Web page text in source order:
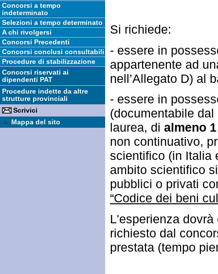
Concorsi a tempo
indeterminato
Selezioni a tempo determinato
A chi rivolgersi
Concorsi Precedenti
Concorsi conclusi consultabili
Procedure di stabilizzazione
Concorsi riservati ai
dipendenti PAT
Procedure indette da altre
strutture provinciali
Scrivici
Mappa del sito
Si richiede:
- essere in
appartenente ad
nell’Allegato D) al
- essere in
(documentabile
laurea, di almeno
non continuativo,
scientifico (in Italia
ambito scientifico
pubblici o privati
“Codice dei beni
L'esperienza
richiesto dal
prestata (tempo